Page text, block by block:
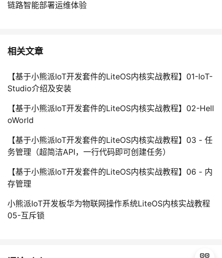
链路智能部署运维体验
相关文章
【基于小熊派IoT开发套件的LiteOS内核实战教程】01-IoT-
Studio介绍及安装
【基于小熊派IoT开发套件的LiteOS内核实战教程】02-Hell
oWorld
【基于小熊派IoT开发套件的LiteOS内核实战教程】03 - 任
务管理（超简洁API，一行代码即可创建任务）
【基于小熊派IoT开发套件的LiteOS内核实战教程】06 - 内
存管理
小熊派IoT开发板华为物联网操作系统LiteOS内核实战教程
05-互斥锁